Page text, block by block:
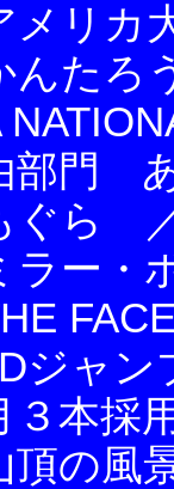
リカ大
んたろ
門
ら ／
ー・
ャン
本採
風景